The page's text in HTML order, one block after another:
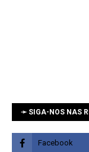
➛ SIGA-NOS NAS